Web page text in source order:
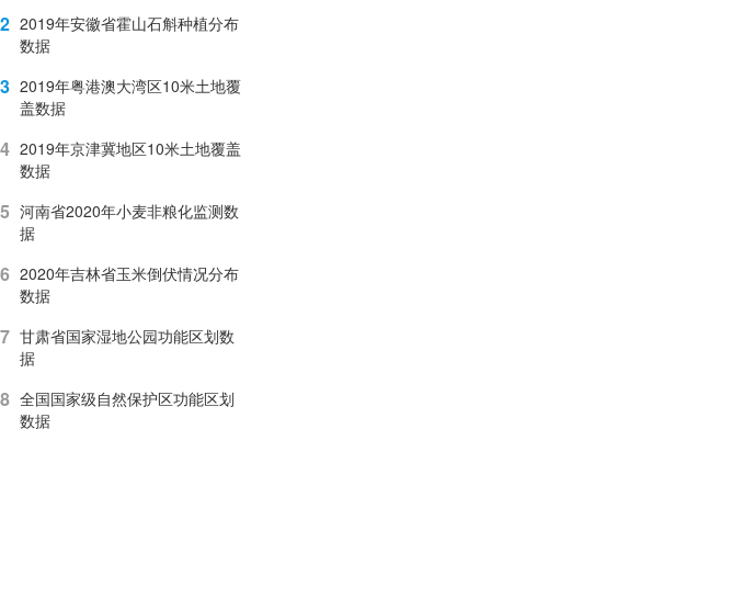
2 2019年安徽省霍山石斛种植分布
数据
3 2019年粤港澳大湾区10米土地覆
盖数据
4 2019年京津冀地区10米土地覆盖
数据
5 河南省2020年小麦非粮化监测数
据
6 2020年吉林省玉米倒伏情况分布
数据
7 甘肃省国家湿地公园功能区划数
据
8 全国国家级自然保护区功能区划
数据